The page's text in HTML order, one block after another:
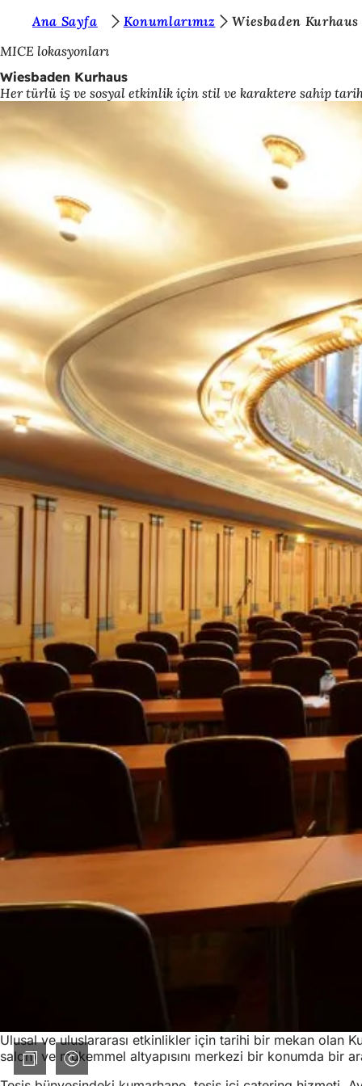
İçeriğe atla
u
r
a
a
ı
n
ı
z
:
Ana Sayfa Konumlarımız
Wiesbaden Kurhaus
MICE lokasyonları
Wiesbaden Kurhaus
Her türlü iş ve sosyal etkinlik için stil ve karaktere sahip
Ulusal ve uluslararası etkinlikler için tarihi bir mekan olan
salon) ve mükemmel altyapısını merkezi bir konumda bir